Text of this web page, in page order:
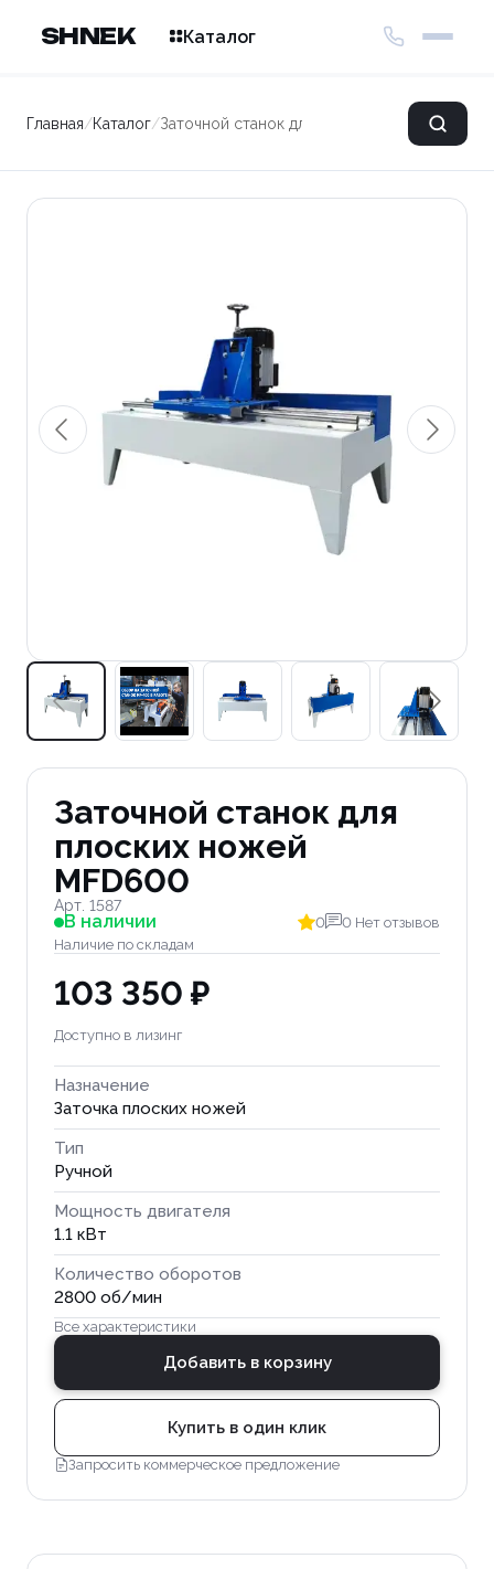
SHNEK Каталог
Главная/Каталог/Заточной станок для плоских ножей
Заточной станок для
плоских ножей
MFD600
Арт. 1587
В наличии
Наличие по складам
0 0 Нет отзывов
103 350 ₽
Доступно в лизинг
Назначение
Заточка плоских ножей
Тип
Ручной
Мощность двигателя
1.1 кВт
Количество оборотов
2800 об/мин
Все характеристики
Добавить в корзину
Купить в один клик
Запросить коммерческое предложение